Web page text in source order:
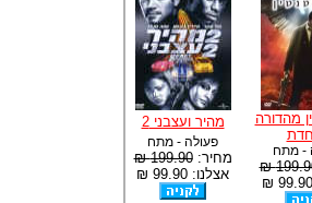
מהדורה
- מתח
199.90
מהיר ועצבני 2
פעולה - מתח
מחיר:199.90 ₪
אצלנו: 99.90 ₪